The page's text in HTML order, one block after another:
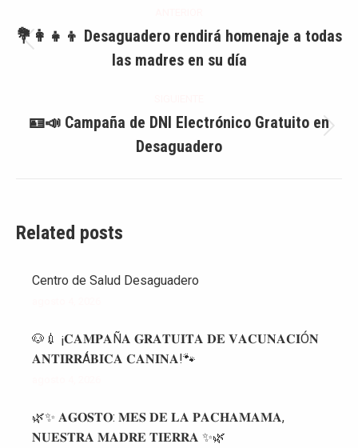
entre
publicaciones
anterior:
💐👩‍👧‍👦 Desaguadero rendirá homenaje a todas
las madres en su día
siguiente:
🪪📣 Campaña de DNI Electrónico Gratuito en
Desaguadero
Related posts
Centro de Salud Desaguadero
🐶💉 ¡𝐂𝐀𝐌𝐏𝐀Ñ𝐀 𝐆𝐑𝐀𝐓𝐔𝐈𝐓𝐀 𝐃𝐄 𝐕𝐀𝐂𝐔𝐍𝐀𝐂𝐈Ó𝐍
𝐀𝐍𝐓𝐈𝐑𝐑Á𝐁𝐈𝐂𝐀 𝐂𝐀𝐍𝐈𝐍𝐀!🐾
🌿✨ 𝐀𝐆𝐎𝐒𝐓𝐎: 𝐌𝐄𝐒 𝐃𝐄 𝐋𝐀 𝐏𝐀𝐂𝐇𝐀𝐌𝐀𝐌𝐀,
𝐍𝐔𝐄𝐒𝐓𝐑𝐀 𝐌𝐀𝐃𝐑𝐄 𝐓𝐈𝐄𝐑𝐑𝐀 ✨🌿